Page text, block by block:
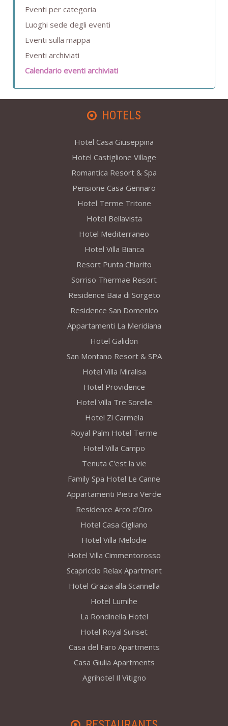
Eventi per categoria
Luoghi sede degli eventi
Eventi sulla mappa
Eventi archiviati
Calendario eventi archiviati
HOTELS
Hotel Casa Giuseppina
Hotel Castiglione Village
Romantica Resort & Spa
Pensione Casa Gennaro
Hotel Terme Tritone
Hotel Bellavista
Hotel Mediterraneo
Hotel Villa Bianca
Resort Punta Chiarito
Sorriso Thermae Resort
Residence Baia di Sorgeto
Residence San Domenico
Appartamenti La Meridiana
Hotel Galidon
San Montano Resort & SPA
Hotel Villa Miralisa
Hotel Providence
Hotel Villa Tre Sorelle
Hotel Zì Carmela
Royal Palm Hotel Terme
Hotel Villa Campo
Tenuta C'est la vie
Family Spa Hotel Le Canne
Appartamenti Pietra Verde
Residence Arco d'Oro
Hotel Casa Cigliano
Hotel Villa Melodie
Hotel Villa Cimmentorosso
Scapriccio Relax Apartment
Hotel Grazia alla Scannella
Hotel Lumihe
La Rondinella Hotel
Hotel Royal Sunset
Casa del Faro Apartments
Casa Giulia Apartments
Agrihotel Il Vitigno